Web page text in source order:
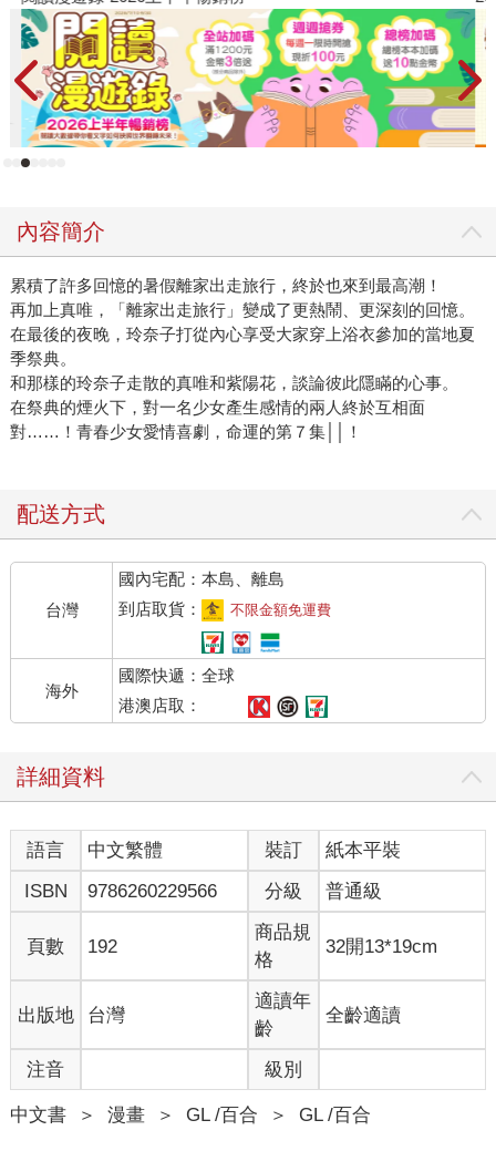
內容簡介
累積了許多回憶的暑假離家出走旅行，終於也來到最高潮！
再加上真唯，「離家出走旅行」變成了更熱鬧、更深刻的回憶。
在最後的夜晚，玲奈子打從內心享受大家穿上浴衣參加的當地夏
季祭典。
和那樣的玲奈子走散的真唯和紫陽花，談論彼此隱瞞的心事。
在祭典的煙火下，對一名少女產生感情的兩人終於互相面
對……！青春少女愛情喜劇，命運的第７集││！
配送方式
台灣
國內宅配：本島、離島
到店取貨：
不限金額免運費
海外
國際快遞：全球
港澳店取：
詳細資料
語言 中文繁體 裝訂
紙本平裝
ISBN
9786260229566 分級 普通級
頁數 192
商品規
格
32開13*19cm
出版地 台灣
適讀年
齡
全齡適讀
注音 級別
中文書 ＞ 漫畫 ＞ GL /百合 ＞ GL /百合